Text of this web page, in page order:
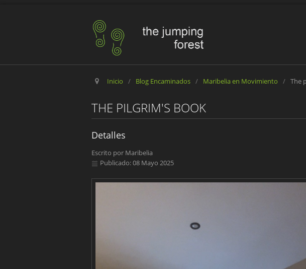
Inicio / Blog Encaminados / Maribelia en Movimiento / The
THE PILGRIM'S BOOK
Detalles
Escrito por Maribelia
Publicado: 08 Mayo 2025